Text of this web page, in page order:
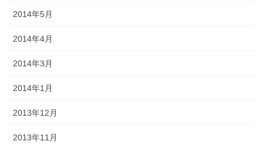
2014年5月
2014年4月
2014年3月
2014年1月
2013年12月
2013年11月